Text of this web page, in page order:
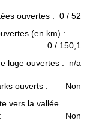
ouvertes : 0 / 52
(en km) :
0 / 150,1
luge ouvertes : n/a
ouverts :
Non
vers la vallée
Non